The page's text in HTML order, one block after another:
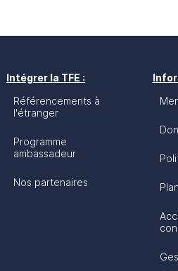
Intégrer la TFE :
Référencements à
l'étranger
Programme
ambassadeur
Nos partenaires